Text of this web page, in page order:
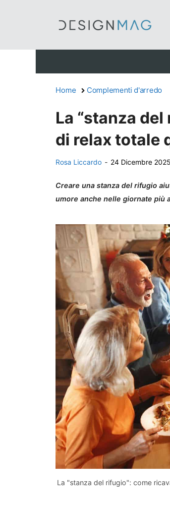
Home Complementi d'arredo
La “stanza
di relax totale
Rosa Liccardo - 24 Dicembre 2025
Creare una stanza del rifugio
umore anche nelle giornate più
La "stanza del rifugio": come